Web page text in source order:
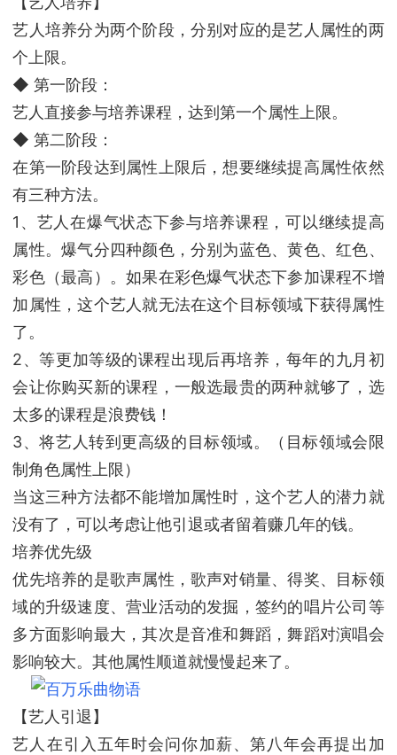
艺人培养分为两个阶段，分别对应的是艺人属性的两
个上限。
◆ 第一阶段：
艺人直接参与培养课程，达到第一个属性上限。
◆ 第二阶段：
在第一阶段达到属性上限后，想要继续提高属性依然
有三种方法。
1、艺人在爆气状态下参与培养课程，可以继续提高
属性。爆气分四种颜色，分别为蓝色、黄色、红色、
彩色（最高）。如果在彩色爆气状态下参加课程不增
加属性，这个艺人就无法在这个目标领域下获得属性
了。
2、等更加等级的课程出现后再培养，每年的九月初
会让你购买新的课程，一般选最贵的两种就够了，选
太多的课程是浪费钱！
3、将艺人转到更高级的目标领域。（目标领域会限
制角色属性上限）
当这三种方法都不能增加属性时，这个艺人的潜力就
没有了，可以考虑让他引退或者留着赚几年的钱。
培养优先级
优先培养的是歌声属性，歌声对销量、得奖、目标领
域的升级速度、营业活动的发掘，签约的唱片公司等
多方面影响最大，其次是音准和舞蹈，舞蹈对演唱会
影响较大。其他属性顺道就慢慢起来了。
【艺人引退】
艺人在引入五年时会问你加薪、第八年会再提出加